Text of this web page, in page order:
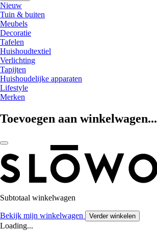
Nieuw
Tuin & buiten
Meubels
Decoratie
Tafelen
Huishoudtextiel
Verlichting
Tapijten
Huishoudelijke apparaten
Lifestyle
Merken
Toevoegen aan winkelwagen...
Subtotaal winkelwagen
Bekijk mijn winkelwagen Verder winkelen
Loading...